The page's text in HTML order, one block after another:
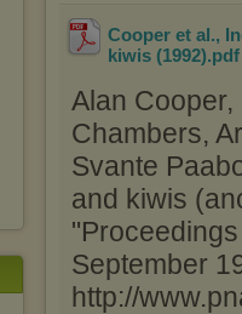
Cooper et al.,
kiwis (1992)
Alan
Chambers,
Svante
and kiwis
September
http://